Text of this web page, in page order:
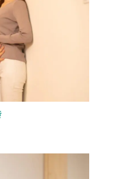
$image_url in